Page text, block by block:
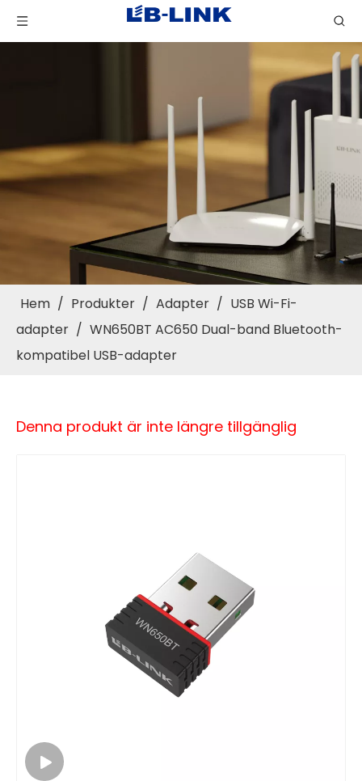
Hem / Produkter / Adapter / USB Wi-Fi-
adapter / WN650BT AC650 Dual-band Bluetooth-
kompatibel USB-adapter
Denna produkt är inte längre tillgänglig